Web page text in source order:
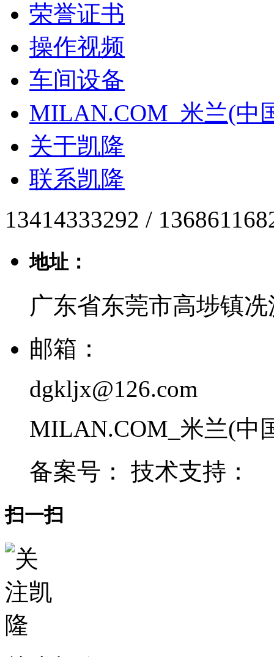
荣誉证书
操作视频
车间设备
MILAN.COM_米兰(中
关于凯隆
联系凯隆
13414333292 /
地址：
广东省东莞市高埗镇
邮箱：
dgkljx@126.com
MILAN.COM_米兰(中
备案号： 技术支持：
扫一扫